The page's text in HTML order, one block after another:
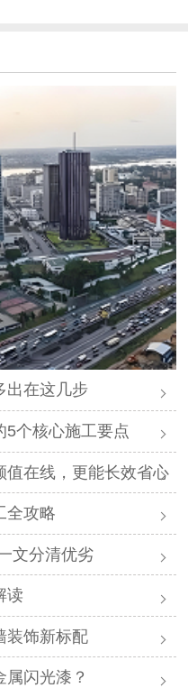
出在这几步
5个核心施工要点
值在线，更能长效省心
全攻略
文分清优劣
读
装饰新标配
闪光漆？